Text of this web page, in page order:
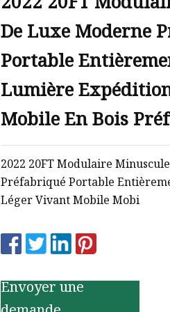
De Luxe Moderne
Portable
Lumière
Mobile En Bois
Acier Flat Pack
2022 20FT Modulaire
Préfabriqué Portable
Léger Vivant Mobile Mobi
Envoyer une